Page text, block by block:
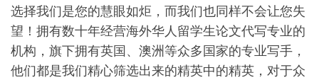
选择我们是您的慧眼如炬，而我们也同样不会让您失
望！拥有数十年经营海外华人留学生论文代写专业的
机构，旗下拥有英国、澳洲等众多国家的专业写手，
他们都是我们精心筛选出来的精英中的精英，对于众